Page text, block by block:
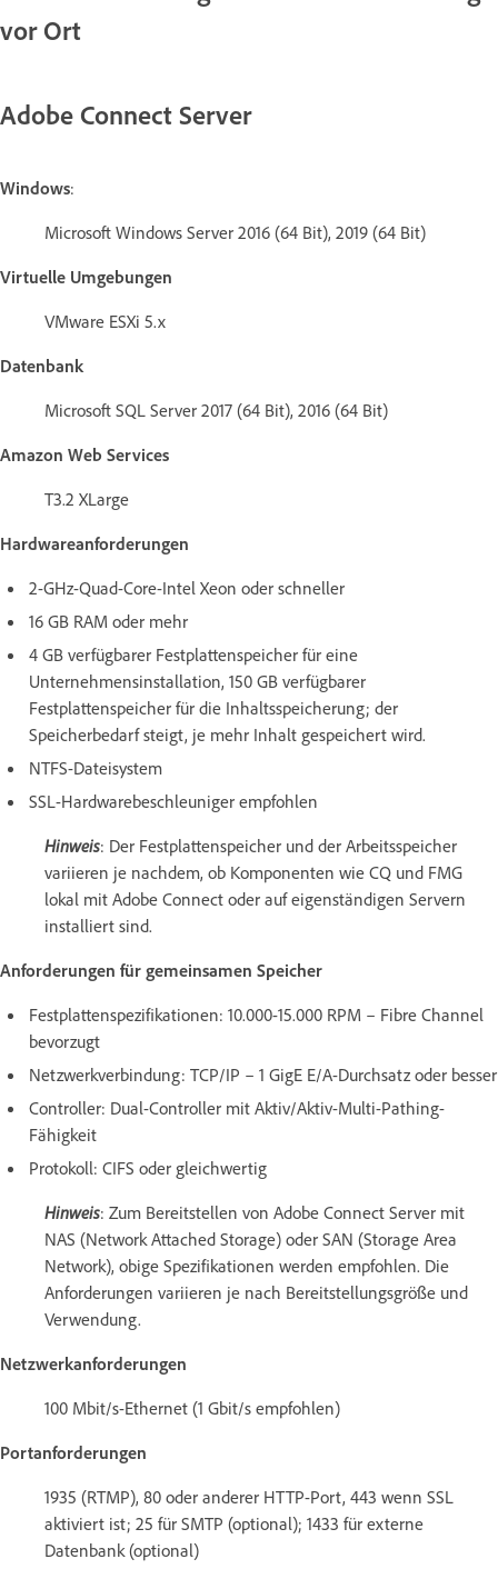
vor Ort
Adobe Connect Server
Windows:
Microsoft Windows Server 2016 (64 Bit), 2019 (64 Bit)
Virtuelle Umgebungen
VMware ESXi 5.x
Datenbank
Microsoft SQL Server 2017 (64 Bit), 2016 (64 Bit)
Amazon Web Services
T3.2 XLarge
Hardwareanforderungen
2-GHz-Quad-Core-Intel Xeon oder schneller
16 GB RAM oder mehr
4 GB verfügbarer Festplattenspeicher für eine
Unternehmensinstallation, 150 GB verfügbarer
Festplattenspeicher für die Inhaltsspeicherung; der
Speicherbedarf steigt, je mehr Inhalt gespeichert wird.
NTFS-Dateisystem
SSL-Hardwarebeschleuniger empfohlen
Hinweis: Der Festplattenspeicher und der Arbeitsspeicher
variieren je nachdem, ob Komponenten wie CQ und FMG
lokal mit Adobe Connect oder auf eigenständigen Servern
installiert sind.
Anforderungen für gemeinsamen Speicher
Festplattenspezifikationen: 10.000-15.000 RPM – Fibre Channel
bevorzugt
Netzwerkverbindung: TCP/IP – 1 GigE E/A-Durchsatz oder besser
Controller: Dual-Controller mit Aktiv/Aktiv-Multi-Pathing-
Fähigkeit
Protokoll: CIFS oder gleichwertig
Hinweis: Zum Bereitstellen von Adobe Connect Server mit
NAS (Network Attached Storage) oder SAN (Storage Area
Network), obige Spezifikationen werden empfohlen. Die
Anforderungen variieren je nach Bereitstellungsgröße und
Verwendung.
Netzwerkanforderungen
100 Mbit/s-Ethernet (1 Gbit/s empfohlen)
Portanforderungen
1935 (RTMP), 80 oder anderer HTTP-Port, 443 wenn SSL
aktiviert ist; 25 für SMTP (optional); 1433 für externe
Datenbank (optional)